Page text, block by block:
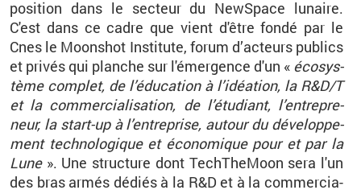
po­si­tion dans le sec­teur du NewS­pace lu­naire.
C'est dans ce cadre que vient d'être fondé par le
Cnes le Moon­shot Ins­ti­tute, forum d’ac­teurs pu­blics
et pri­vés qui planche sur l'émer­gence d'un « éco­sys­
tème com­plet, de l’édu­ca­tion à l’idéa­tion, la R&D/T
et la com­mer­cia­li­sa­tion, de l’étu­diant, l’en­tre­pre­
neur, la start-up à l’en­tre­prise, au­tour du dé­ve­lop­pe­
ment tech­no­lo­gique et éco­no­mique pour et par la
Lune ». Une struc­ture dont Tech­The­Moon sera l'un
des bras armés dé­diés à la R&D et à la com­mer­cia­